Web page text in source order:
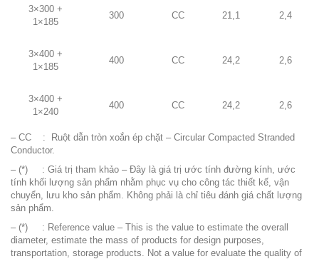
3×300 +
1×185
300 CC 21,1 2,4
3×400 +
1×185
400 CC 24,2 2,6
3×400 +
1×240
400 CC 24,2 2,6
– CC : Ruột dẫn tròn xoắn ép chặt – Circular Compacted Stranded
Conductor.
– (*) : Giá trị tham khảo – Đây là giá trị ước tính đường kính, ước
tính khối lượng sản phẩm nhằm phục vụ cho công tác thiết kế, vận
chuyển, lưu kho sản phẩm. Không phải là chỉ tiêu đánh giá chất lượng
sản phẩm.
– (*) : Reference value – This is the value to estimate the overall
diameter, estimate the mass of products for design purposes,
transportation, storage products. Not a value for evaluate the quality of